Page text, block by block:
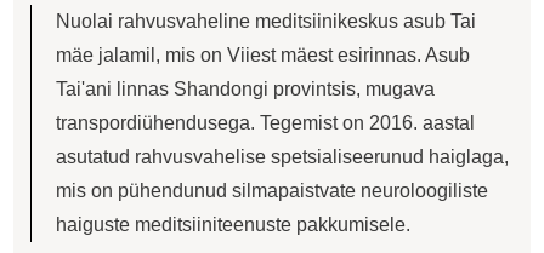
Nuolai rahvusvaheline meditsiinikeskus asub Tai
mäe jalamil, mis on Viiest mäest esirinnas. Asub
Tai'ani linnas Shandongi provintsis, mugava
transpordiühendusega. Tegemist on 2016. aastal
asutatud rahvusvahelise spetsialiseerunud haiglaga,
mis on pühendunud silmapaistvate neuroloogiliste
haiguste meditsiiniteenuste pakkumisele.